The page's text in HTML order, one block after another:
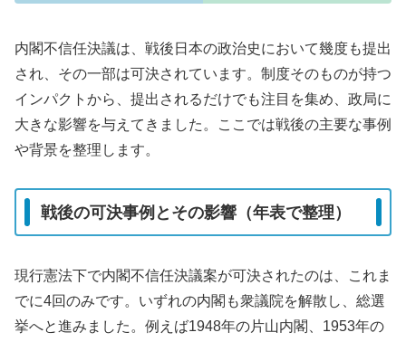
内閣不信任決議は、戦後日本の政治史において幾度も提出
され、その一部は可決されています。制度そのものが持つ
インパクトから、提出されるだけでも注目を集め、政局に
大きな影響を与えてきました。ここでは戦後の主要な事例
や背景を整理します。
戦後の可決事例とその影響（年表で整理）
現行憲法下で内閣不信任決議案が可決されたのは、これま
でに4回のみです。いずれの内閣も衆議院を解散し、総選
挙へと進みました。例えば1948年の片山内閣、1953年の